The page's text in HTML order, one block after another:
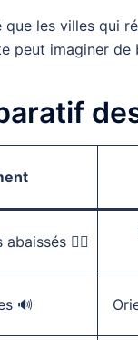
que les villes qui
peut imaginer de
🚶‍♀️
🔊